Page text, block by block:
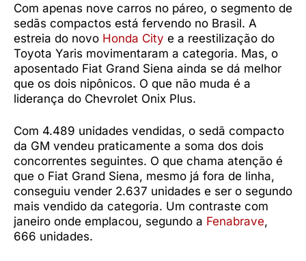
Com apenas nove carros no páreo, o segmento de
sedãs compactos está fervendo no Brasil. A
estreia do novo Honda City e a reestilização do
Toyota Yaris movimentaram a categoria. Mas, o
aposentado Fiat Grand Siena ainda se dá melhor
que os dois nipônicos. O que não muda é a
liderança do Chevrolet Onix Plus.
Com 4.489 unidades vendidas, o sedã compacto
da GM vendeu praticamente a soma dos dois
concorrentes seguintes. O que chama atenção é
que o Fiat Grand Siena, mesmo já fora de linha,
conseguiu vender 2.637 unidades e ser o segundo
mais vendido da categoria. Um contraste com
janeiro onde emplacou, segundo a Fenabrave,
666 unidades.